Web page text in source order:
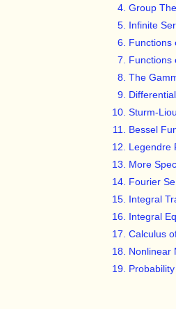
Group
Infinite
Functions
Functions
The
Sturm-
Bessel
Legendre
More
Fourier
Integral
Integral
Calculus
Nonlinear
Probability